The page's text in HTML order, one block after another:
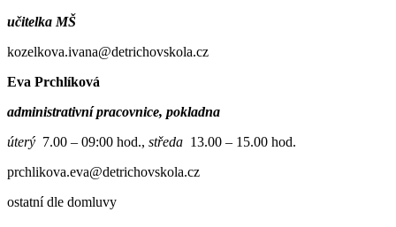
učitelka MŠ
kozelkova.ivana@detrichovskola.cz
Eva Prchlíková
administrativní pracovnice, pokladna
úterý 7.00 – 09:00 hod., středa 13.00 – 15.00 hod.
prchlikova.eva@detrichovskola.cz
ostatní dle domluvy